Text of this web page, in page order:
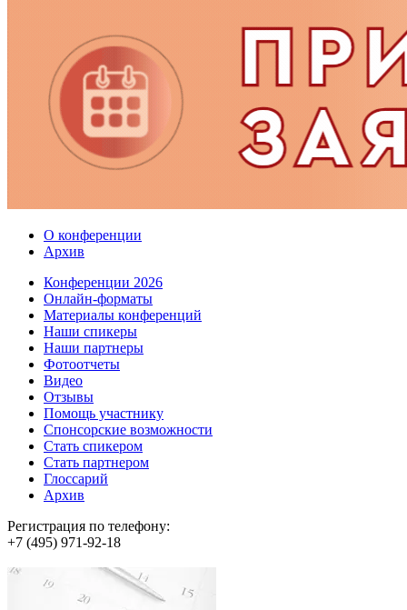
О конференции
Архив
Конференции 2026
Онлайн-форматы
Материалы конференций
Наши спикеры
Наши партнеры
Фотоотчеты
Видео
Отзывы
Помощь участнику
Спонсорские возможности
Стать спикером
Стать партнером
Глоссарий
Архив
Регистрация по телефону:
+7 (495) 971-92-18